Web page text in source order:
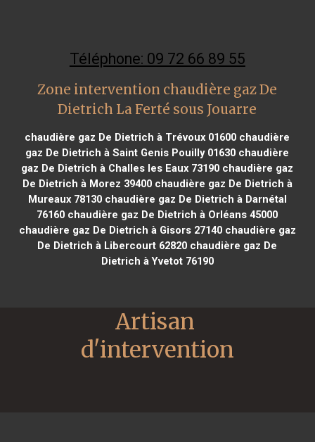
Téléphone: 09 72 66 89 55
Zone intervention chaudière gaz De
Dietrich La Ferté sous Jouarre
chaudière gaz De Dietrich à Trévoux 01600 chaudière
gaz De Dietrich à Saint Genis Pouilly 01630 chaudière
gaz De Dietrich à Challes les Eaux 73190 chaudière gaz
De Dietrich à Morez 39400chaudière gaz De Dietrich à
Mureaux 78130chaudière gaz De Dietrich à Darnétal
76160 chaudière gaz De Dietrich à Orléans 45000
chaudière gaz De Dietrich à Gisors 27140chaudière gaz
De Dietrich à Libercourt 62820 chaudière gaz De
Dietrich à Yvetot 76190
Artisan
d'intervention